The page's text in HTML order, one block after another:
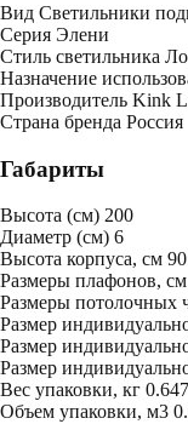
Вид Светильники
Серия Элени
Стиль светильника
Назначение
Производитель Kink
Страна бренда Россия
Габариты
Высота (см) 200
Диаметр (см) 6
Высота корпуса, см 90
Размеры плафонов, см
Размеры потолочных
Размер
Размер
Размер
Bес упаковки, кг 0.647
Oбъем упаковки, м3